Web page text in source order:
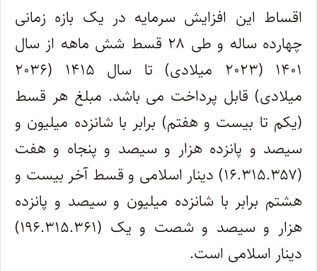
اقساط این افزایش سرمایه در یک بازه زمانی
چهارده ساله و طی ۲۸ قسط شش ماهه از سال
۱۴۰۱ (۲۰۲۳ میلادی) تا سال ۱۴۱۵ (۲۰۳۶
میلادی) قابل پرداخت می باشد. مبلغ هر قسط
(یکم تا بیست و هفتم) برابر با شانزده میلیون و
سیصد و پانزده هزار و سیصد و پنجاه و هفت
(۱۶.۳۱۵.۳۵۷) دینار اسلامی و قسط آخر بیست و
هشتم برابر با شانزده میلیون و سیصد و پانزده
هزار و سیصد و شصت و یک (۱۹۶.۳۱۵.۳۶۱)
دینار اسلامی است.